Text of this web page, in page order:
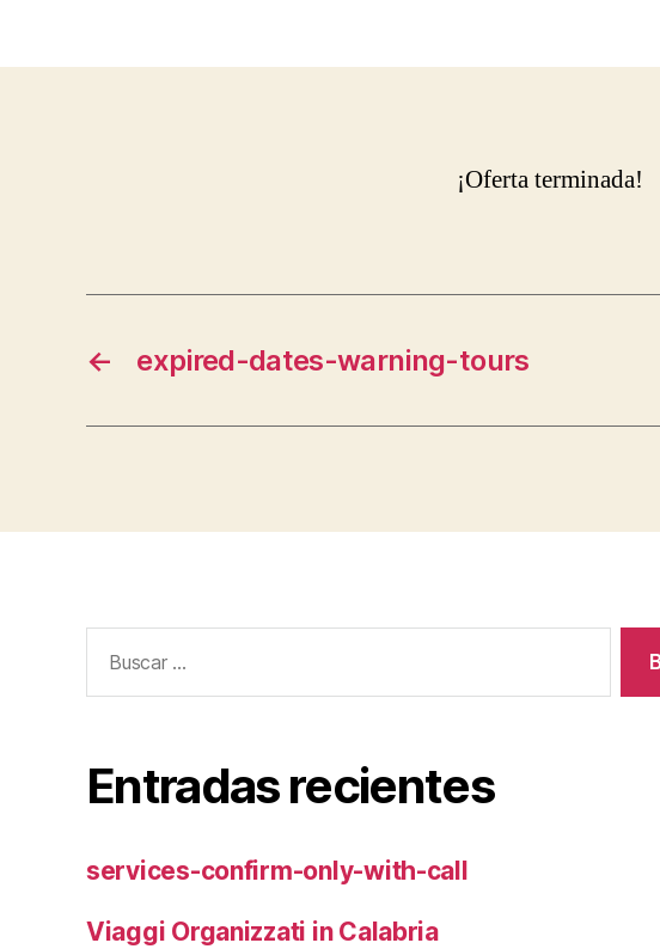
¡Oferta terminada!
← expired-dates-warning-tours
Entradas recientes
services-confirm-only-with-call
Viaggi Organizzati in Calabria